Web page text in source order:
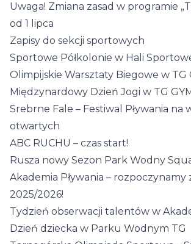
Uwaga! Zmiana zasad w programie
od 1 lipca
Zapisy do sekcji sportowych
Sportowe Półkolonie w Hali
Olimpijskie Warsztaty Biegowe w TG
Międzynardowy Dzień Jogi w TG
Srebrne Fale – Festiwal Pływania na
otwartych
ABC RUCHU – czas start!
Rusza nowy Sezon Park Wodny
Akademia Pływania – rozpoczynamy
2025/2026!
Tydzień obserwacji talentów w
Dzień dziecka w Parku Wodnym TG